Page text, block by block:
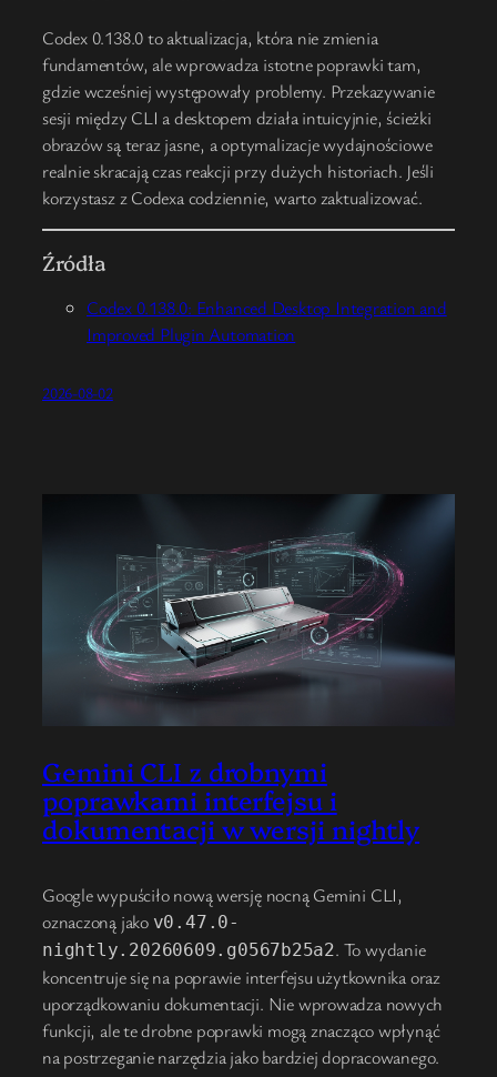
Codex 0.138.0 to aktualizacja, która nie zmienia
fundamentów, ale wprowadza istotne poprawki tam,
gdzie wcześniej występowały problemy. Przekazywanie
sesji między CLI a desktopem działa intuicyjnie, ścieżki
obrazów są teraz jasne, a optymalizacje wydajnościowe
realnie skracają czas reakcji przy dużych historiach. Jeśli
korzystasz z Codexa codziennie, warto zaktualizować.
Źródła
Codex 0.138.0: Enhanced Desktop Integration and
Improved Plugin Automation
2026-08-02
Gemini CLI z drobnymi
poprawkami interfejsu i
dokumentacji w wersji nightly
Google wypuściło nową wersję nocną Gemini CLI,
oznaczoną jako v0.47.0-
nightly.20260609.g0567b25a2. To wydanie
koncentruje się na poprawie interfejsu użytkownika oraz
uporządkowaniu dokumentacji. Nie wprowadza nowych
funkcji, ale te drobne poprawki mogą znacząco wpłynąć
na postrzeganie narzędzia jako bardziej dopracowanego.